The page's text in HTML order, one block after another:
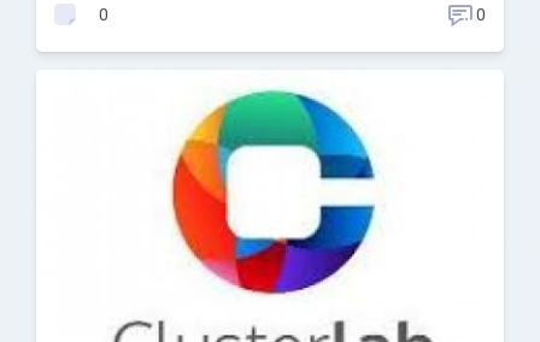
0 0